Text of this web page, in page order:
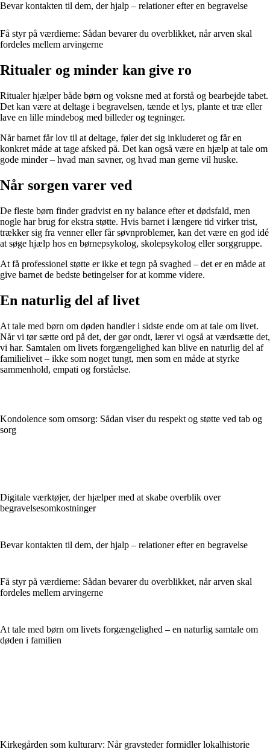
Bevar kontakten til dem, der hjalp – relationer efter en begravelse
Få styr på værdierne: Sådan bevarer du overblikket, når arven skal
fordeles mellem arvingerne
Ritualer og minder kan give ro
Ritualer hjælper både børn og voksne med at forstå og bearbejde tabet.
Det kan være at deltage i begravelsen, tænde et lys, plante et træ eller
lave en lille mindebog med billeder og tegninger.
Når barnet får lov til at deltage, føler det sig inkluderet og får en
konkret måde at tage afsked på. Det kan også være en hjælp at tale om
gode minder – hvad man savner, og hvad man gerne vil huske.
Når sorgen varer ved
De fleste børn finder gradvist en ny balance efter et dødsfald, men
nogle har brug for ekstra støtte. Hvis barnet i længere tid virker trist,
trækker sig fra venner eller får søvnproblemer, kan det være en god idé
at søge hjælp hos en børnepsykolog, skolepsykolog eller sorggruppe.
At få professionel støtte er ikke et tegn på svaghed – det er en måde at
give barnet de bedste betingelser for at komme videre.
En naturlig del af livet
At tale med børn om døden handler i sidste ende om at tale om livet.
Når vi tør sætte ord på det, der gør ondt, lærer vi også at værdsætte det,
vi har. Samtalen om livets forgængelighed kan blive en naturlig del af
familielivet – ikke som noget tungt, men som en måde at styrke
sammenhold, empati og forståelse.
Kondolence som omsorg: Sådan viser du respekt og støtte ved tab og
sorg
Digitale værktøjer, der hjælper med at skabe overblik over
begravelsesomkostninger
Bevar kontakten til dem, der hjalp – relationer efter en begravelse
Få styr på værdierne: Sådan bevarer du overblikket, når arven skal
fordeles mellem arvingerne
At tale med børn om livets forgængelighed – en naturlig samtale om
døden i familien
Kirkegården som kulturarv: Når gravsteder formidler lokalhistorie